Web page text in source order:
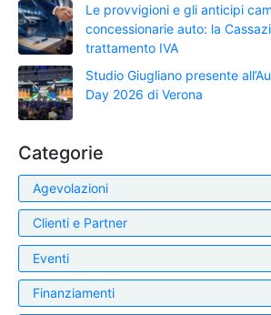
Le provvigioni e gli anticipi
concessionarie auto: la
trattamento IVA
Studio Giugliano presente
Day 2026 di Verona
Categorie
Agevolazioni
Clienti e Partner
Eventi
Finanziamenti